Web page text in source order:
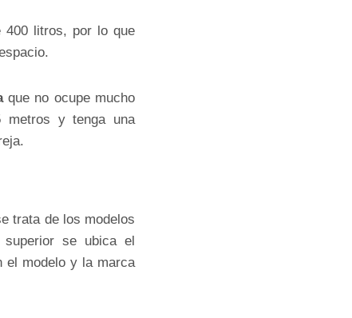
400 litros, por lo que
que no ocupe mucho
metros y tenga una
trata de los modelos
superior se ubica el
el modelo y la marca